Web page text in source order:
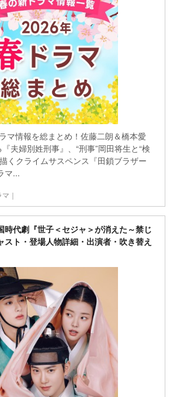
マ情報を総まとめ！佐藤二朗＆橋本愛
『夫婦別姓刑事』、“刑事”岡田将生と“検
くクライムサスペンス『田鎖ブラザー
マ...
マ｜
時代劇『世子＜セジャ＞が消えた～禁じ
スト・登場人物詳細・出演者・吹き替え